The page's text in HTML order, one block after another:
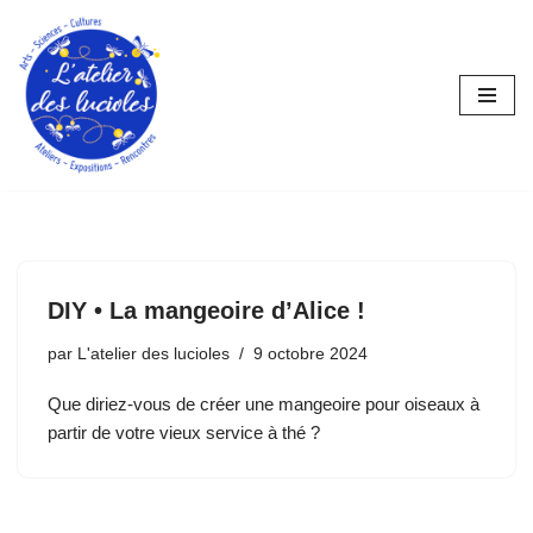
Aller
au
contenu
DIY • La mangeoire d’Alice !
par L'atelier des lucioles 9 octobre 2024
Que diriez-vous de créer une mangeoire pour oiseaux à
partir de votre vieux service à thé ?